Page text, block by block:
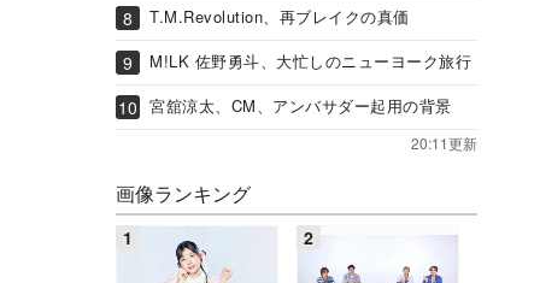
T.M.Revolution、再ブレイクの真価
M!LK 佐野勇斗、大忙しのニューヨーク旅行
宮舘涼太、CM、アンバサダー起用の背景
20:11更新
画像ランキング